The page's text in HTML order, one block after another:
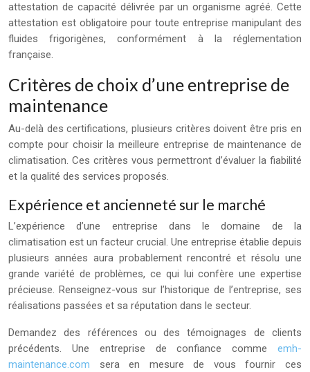
attestation de capacité délivrée par un organisme agréé. Cette
attestation est obligatoire pour toute entreprise manipulant des
fluides frigorigènes, conformément à la réglementation
française.
Critères de choix d’une entreprise de
maintenance
Au-delà des certifications, plusieurs critères doivent être pris en
compte pour choisir la meilleure entreprise de maintenance de
climatisation. Ces critères vous permettront d’évaluer la fiabilité
et la qualité des services proposés.
Expérience et ancienneté sur le marché
L’expérience d’une entreprise dans le domaine de la
climatisation est un facteur crucial. Une entreprise établie depuis
plusieurs années aura probablement rencontré et résolu une
grande variété de problèmes, ce qui lui confère une expertise
précieuse. Renseignez-vous sur l’historique de l’entreprise, ses
réalisations passées et sa réputation dans le secteur.
Demandez des références ou des témoignages de clients
précédents. Une entreprise de confiance comme emh-
maintenance.com sera en mesure de vous fournir ces